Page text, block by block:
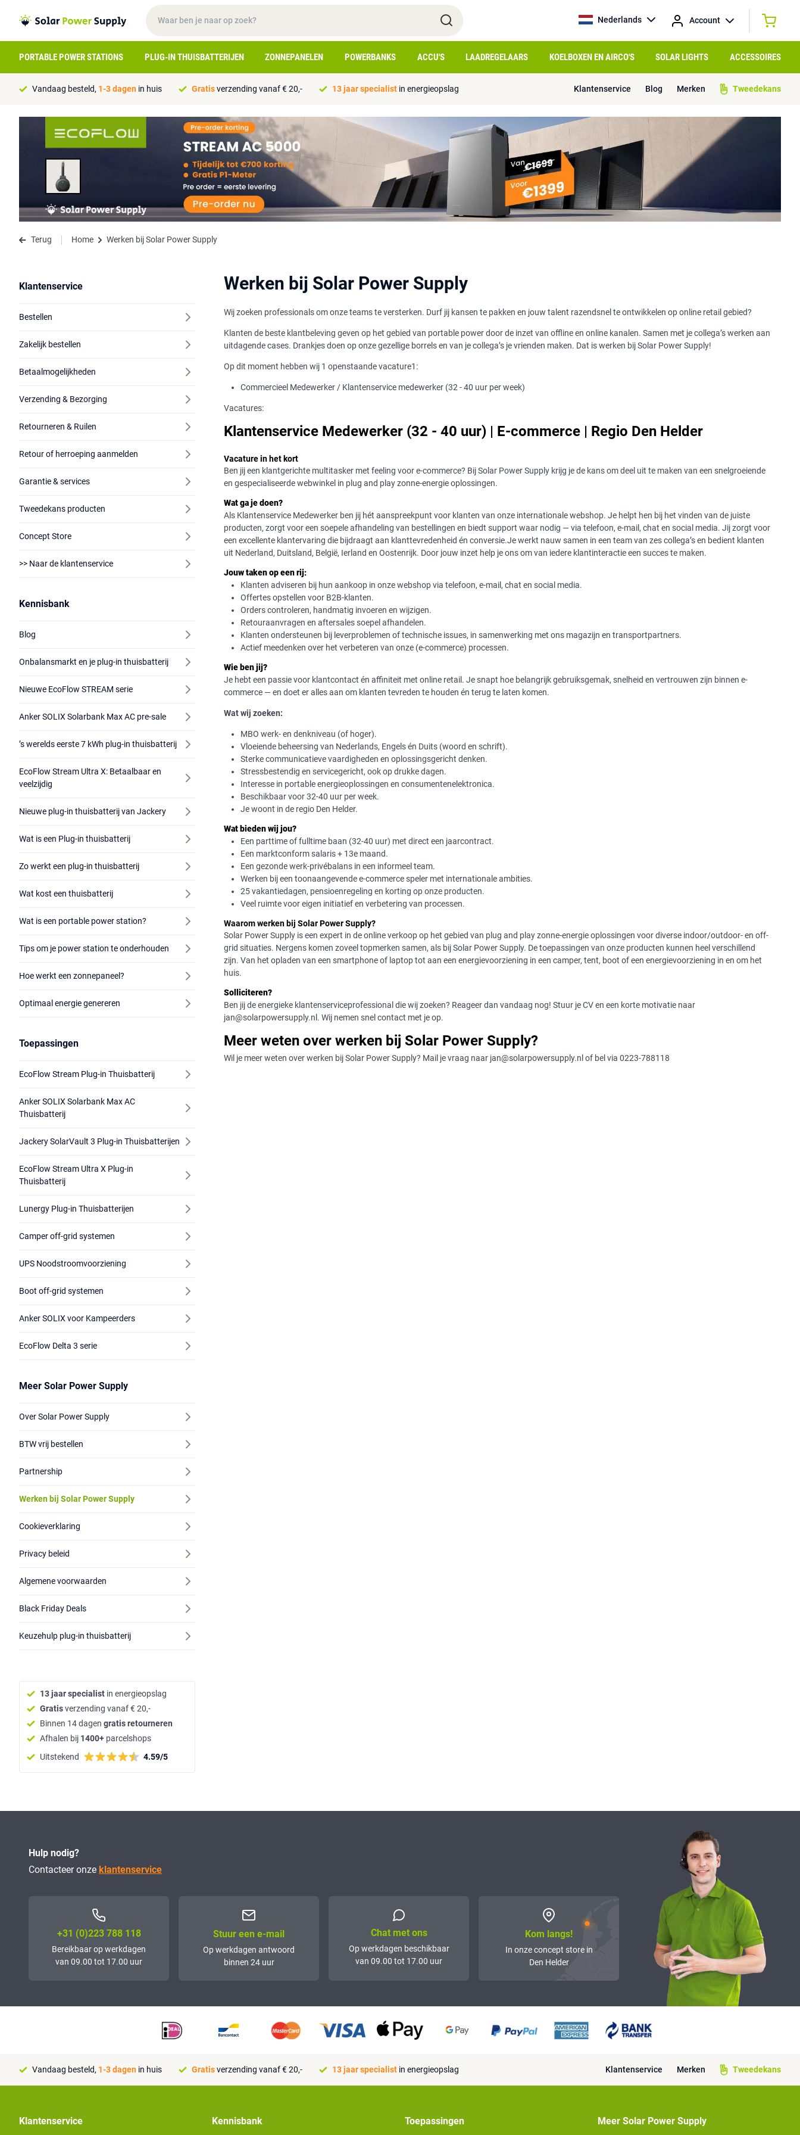
Nederlands Account
PORTABLE POWER STATIONS PLUG-IN THUISBATTERIJEN ZONNEPANELEN POWERBANKS ACCU'S LAADREGELAARS KOELBOXEN EN AIRCO'S SOLAR LIGHTS ACCESSOIRES
Vandaag besteld, 1-3 dagen in huis Gratisverzending vanaf € 20,- 13 jaar specialist in energieopslag Klantenservice Blog Merken Tweedekans
Terug Home Werken bij Solar Power Supply
Klantenservice
Bestellen
Zakelijk bestellen
Betaalmogelijkheden
Verzending & Bezorging
Retourneren & Ruilen
Retour of herroeping aanmelden
Garantie & services
Tweedekans producten
Concept Store
>> Naar de klantenservice
Kennisbank
Blog
Onbalansmarkt en je plug-in thuisbatterij
Nieuwe EcoFlow STREAM serie
Anker SOLIX Solarbank Max AC pre-sale
’s werelds eerste 7 kWh plug-in thuisbatterij
EcoFlow Stream Ultra X: Betaalbaar en
veelzijdig
Nieuwe plug-in thuisbatterij van Jackery
Wat is een Plug-in thuisbatterij
Zo werkt een plug-in thuisbatterij
Wat kost een thuisbatterij
Wat is een portable power station?
Tips om je power station te onderhouden
Hoe werkt een zonnepaneel?
Optimaal energie genereren
Toepassingen
EcoFlow Stream Plug-in Thuisbatterij
Anker SOLIX Solarbank Max AC
Thuisbatterij
Jackery SolarVault 3 Plug-in Thuisbatterijen
EcoFlow Stream Ultra X Plug-in
Thuisbatterij
Lunergy Plug-in Thuisbatterijen
Camper off-grid systemen
UPS Noodstroomvoorziening
Boot off-grid systemen
Anker SOLIX voor Kampeerders
EcoFlow Delta 3 serie
Meer Solar Power Supply
Over Solar Power Supply
BTW vrij bestellen
Partnership
Werken bij Solar Power Supply
Cookieverklaring
Privacy beleid
Algemene voorwaarden
Black Friday Deals
Keuzehulp plug-in thuisbatterij
13 jaar specialist in energieopslag
Gratisverzending vanaf € 20,-
Binnen 14 dagen gratis retourneren
Afhalen bij 1400+ parcelshops
Uitstekend
4.59/5
Werken bij Solar Power Supply
Wij zoeken professionals om onze teams te versterken. Durf jij kansen te pakken en jouw talent razendsnel te ontwikkelen op online retail gebied?
Klanten de beste klantbeleving geven op het gebied van portable power door de inzet van offline en online kanalen. Samen met je collega’s werken aan
uitdagende cases. Drankjes doen op onze gezellige borrels en van je collega’s je vrienden maken. Dat is werken bij Solar Power Supply!
Op dit moment hebben wij 1 openstaande vacature1:
Commercieel Medewerker / Klantenservice medewerker (32 - 40 uur per week)
Vacatures:
Klantenservice Medewerker (32 - 40 uur) | E-commerce | Regio Den Helder
Vacature in het kort
Ben jij een klantgerichte multitasker met feeling voor e-commerce? Bij Solar Power Supply krijg je de kans om deel uit te maken van een snelgroeiende
en gespecialiseerde webwinkel in plug and play zonne-energie oplossingen.
Wat ga je doen?
Als Klantenservice Medewerker ben jij hét aanspreekpunt voor klanten van onze internationale webshop. Je helpt hen bij het vinden van de juiste
producten, zorgt voor een soepele afhandeling van bestellingen en biedt support waar nodig — via telefoon, e-mail, chat en social media. Jij zorgt voor
een excellente klantervaring die bijdraagt aan klanttevredenheid én conversie.Je werkt nauw samen in een team van zes collega’s en bedient klanten
uit Nederland, Duitsland, België, Ierland en Oostenrijk. Door jouw inzet help je ons om van iedere klantinteractie een succes te maken.
Jouw taken op een rij:
Klanten adviseren bij hun aankoop in onze webshop via telefoon, e-mail, chat en social media.
Offertes opstellen voor B2B-klanten.
Orders controleren, handmatig invoeren en wijzigen.
Retouraanvragen en aftersales soepel afhandelen.
Klanten ondersteunen bij leverproblemen of technische issues, in samenwerking met ons magazijn en transportpartners.
Actief meedenken over het verbeteren van onze (e-commerce) processen.
Wie ben jij?
Je hebt een passie voor klantcontact én affiniteit met online retail. Je snapt hoe belangrijk gebruiksgemak, snelheid en vertrouwen zijn binnen e-
commerce — en doet er alles aan om klanten tevreden te houden én terug te laten komen.
Wat wij zoeken:
MBO werk- en denkniveau (of hoger).
Vloeiende beheersing van Nederlands, Engels én Duits (woord en schrift).
Sterke communicatieve vaardigheden en oplossingsgericht denken.
Stressbestendig en servicegericht, ook op drukke dagen.
Interesse in portable energieoplossingen en consumentenelektronica.
Beschikbaar voor 32-40 uur per week.
Je woont in de regio Den Helder.
Wat bieden wij jou?
Een parttime of fulltime baan (32-40 uur) met direct een jaarcontract.
Een marktconform salaris + 13e maand.
Een gezonde werk-privébalans in een informeel team.
Werken bij een toonaangevende e-commerce speler met internationale ambities.
25 vakantiedagen, pensioenregeling en korting op onze producten.
Veel ruimte voor eigen initiatief en verbetering van processen.
Waarom werken bij Solar Power Supply?
Solar Power Supply is een expert in de online verkoop op het gebied van plug and play zonne-energie oplossingen voor diverse indoor/outdoor- en off-
grid situaties. Nergens komen zoveel topmerken samen, als bij Solar Power Supply. De toepassingen van onze producten kunnen heel verschillend
zijn. Van het opladen van een smartphone of laptop tot aan een energievoorziening in een camper, tent, boot of een energievoorziening in en om het
huis.
Solliciteren?
Ben jij de energieke klantenserviceprofessional die wij zoeken? Reageer dan vandaag nog! Stuur je CV en een korte motivatie naar
jan@solarpowersupply.nl. Wij nemen snel contact met je op.
Meer weten over werken bij Solar Power Supply?
Wil je meer weten over werken bij Solar Power Supply? Mail je vraag naar jan@solarpowersupply.nl of bel via 0223-788118
Hulp nodig?
Contacteer onze klantenservice
+31 (0)223 788 118
Bereikbaar op werkdagen
van 09.00 tot 17.00 uur
Stuur een e-mail
Op werkdagen antwoord
binnen 24 uur
Chat met ons
Op werkdagen beschikbaar
van 09.00 tot 17.00 uur
Kom langs!
In onze concept store in
Den Helder
Vandaag besteld, 1-3 dagen in huis Gratisverzending vanaf € 20,- 13 jaar specialist in energieopslag Klantenservice Merken Tweedekans
Klantenservice Kennisbank Toepassingen Meer Solar Power Supply